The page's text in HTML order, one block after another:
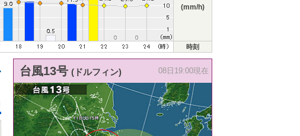
(mm/h)
時刻
台風13号 (ドルフィン) 08日19:00現在